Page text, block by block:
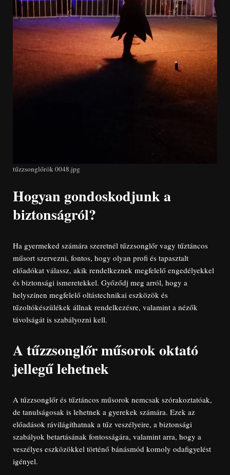
tűzzsonglőrök 0048.jpg
Hogyan gondoskodjunk a
biztonságról?
Ha gyermeked számára szeretnél tűzzsonglőr vagy tűztáncos
műsort szervezni, fontos, hogy olyan profi és tapasztalt
előadókat válassz, akik rendelkeznek megfelelő engedélyekkel
és biztonsági ismeretekkel. Győződj meg arról, hogy a
helyszínen megfelelő oltástechnikai eszközök és
tűzoltókészülékek állnak rendelkezésre, valamint a nézők
távolságát is szabályozni kell.
A tűzzsonglőr műsorok oktató
jellegű lehetnek
A tűzzsonglőr és tűztáncos műsorok nemcsak szórakoztatóak,
de tanulságosak is lehetnek a gyerekek számára. Ezek az
előadások rávilágíthatnak a tűz veszélyeire, a biztonsági
szabályok betartásának fontosságára, valamint arra, hogy a
veszélyes eszközökkel történő bánásmód komoly odafigyelést
igényel.